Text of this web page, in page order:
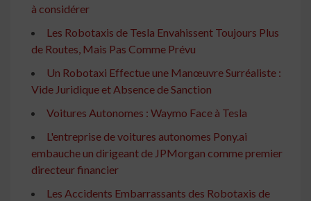
à considérer
Les Robotaxis de Tesla Envahissent Toujours Plus
de Routes, Mais Pas Comme Prévu
Un Robotaxi Effectue une Manœuvre Surréaliste :
Vide Juridique et Absence de Sanction
Voitures Autonomes : Waymo Face à Tesla
L'entreprise de voitures autonomes Pony.ai
embauche un dirigeant de JPMorgan comme premier
directeur financier
Les Accidents Embarrassants des Robotaxis de